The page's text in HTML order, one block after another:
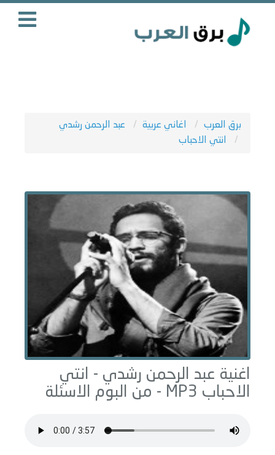
برق العرب اغاني عربية
عبد الرحمن رشدي
انتي الاحباب
اغنية عبد الرحمن رشدي - انتي
الاحباب
الاسئلة